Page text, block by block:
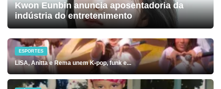
Kwon Eunbin anuncia aposentadoria da
indústria do entretenimento
ESPORTES
LISA, Anitta e Rema unem K-pop, funk e...